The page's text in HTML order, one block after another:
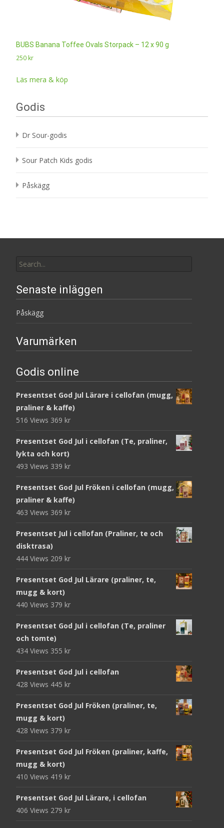
BUBS Banana Toffee Ovals Storpack – 12 x 90 g
250 kr
Läs mera & köp
Godis
Dr Sour-godis
Sour Patch Kids godis
Påskägg
for:
Senaste inläggen
Påskägg
Varumärken
Godis online
Presentset God Jul Lärare i cellofan (mugg,
praliner & kaffe)
516 Views 369 kr
Presentset God Jul i cellofan (Te, praliner,
lykta och kort)
493 Views 339 kr
Presentset God Jul Fröken i cellofan (mugg,
praliner & kaffe)
463 Views 369 kr
Presentset Jul i cellofan (Praliner, te och
disktrasa)
444 Views 209 kr
Presentset God Jul Lärare (praliner, te,
mugg & kort)
440 Views 379 kr
Presentset God Jul i cellofan (Te, praliner
och tomte)
434 Views 355 kr
Presentset God Jul i cellofan
428 Views 445 kr
Presentset God Jul Fröken (praliner, te,
mugg & kort)
428 Views 379 kr
Presentset God Jul Fröken (praliner, kaffe,
mugg & kort)
410 Views 419 kr
Presentset God Jul Lärare, i cellofan
406 Views 279 kr